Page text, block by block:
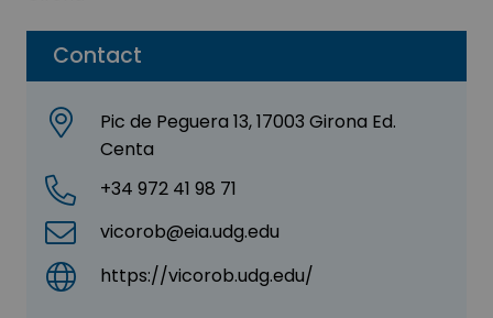
Contact
Pic de Peguera 13, 17003 Girona Ed.
Centa
+34 972 41 98 71
vicorob@eia.udg.edu
https://vicorob.udg.edu/